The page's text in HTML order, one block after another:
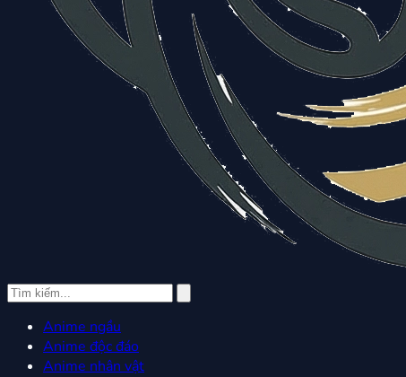
Anime ngầu
Anime độc đáo
Anime nhân vật